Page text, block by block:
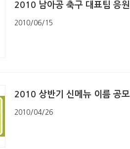
2010 남아공 축구 대표팀 응
2010/06/15
2010 상반기 신메뉴 이름 공
2010/04/26